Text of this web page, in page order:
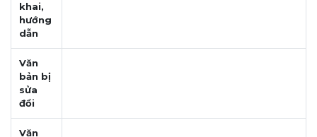
khai,
hướng
dẫn
Văn
bản bị
sửa
đổi
Văn